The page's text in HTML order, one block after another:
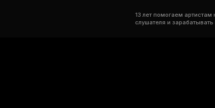
ЗАКАЖИТЕ
13 лет помогаем артистам
слушателя и